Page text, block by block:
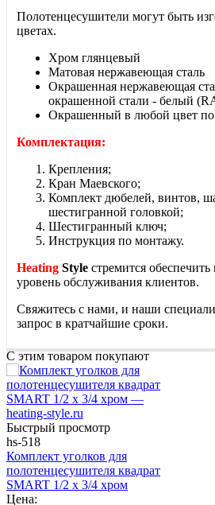
Полотенцесушители могут быть
цветах.
Хром глянцевый
Матовая нержавеющая сталь
Окрашенная нержавеющая
окрашенной стали - белый
Окрашенный в любой цвет
Комплектация:
Крепления;
Кран Маевского;
Комплект дюбелей, винтов,
шестигранной головкой;
Шестигранный ключ;
Инструкция по монтажу.
Heating Style стремится
уровень обслуживания клиентов.
Свяжитесь с нами, и наши
запрос в кратчайшие сроки.
С этим товаром покупают
Быстрый просмотр
hs-518
Комплект уголков для
полотенцесушителя квадрат
SMART 1/2 х 3/4 хром
Цена: